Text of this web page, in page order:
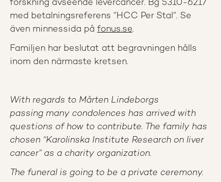
forskning avseende levercancer. Bg 5310-6217
med betalningsreferens ”HCC Per Stal”. Se
även minnessida på fonus.se.
Familjen har beslutat att begravningen hålls
inom den närmaste kretsen.
With regards to Mårten Lindeborgs
passing many condolences has arrived with
questions of how to contribute. The family has
chosen “Karolinska Institute Research on liver
cancer” as a charity organization.
The funeral is going to be a private ceremony.